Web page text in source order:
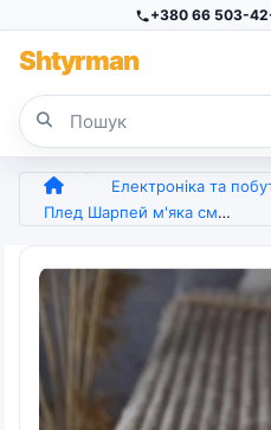
+380 66 503-
Shtyrman
Електроніка та побутова
Плед Шарпей м'яка смужка Євро Розміру 200-220 см колір Пісочний (арт. 7207)